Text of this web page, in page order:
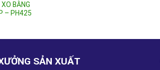
BẰNG
– PH425
SẢN XUẤT